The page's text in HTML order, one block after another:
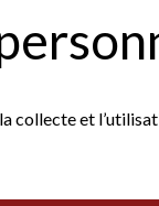
collecte et